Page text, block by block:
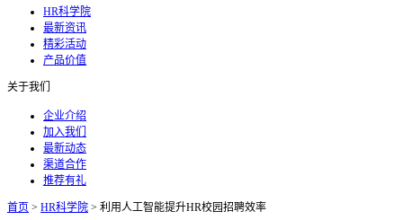
HR科学院
最新资讯
精彩活动
产品价值
关于我们
企业介绍
加入我们
最新动态
渠道合作
推荐有礼
首页 > HR科学院 > 利用人工智能提升HR校园招聘效率